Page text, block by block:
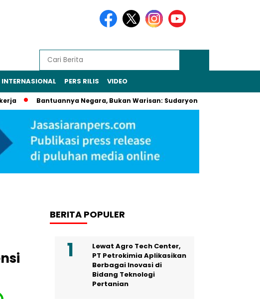
INTERNASIONAL PERS RILIS VIDEO
Bantuannya Negara, Bukan Warisan: Sudaryono Larang Jual-Beli
BERITA POPULER
Lewat Agro Tech Center,
PT Petrokimia Aplikasikan
Berbagai Inovasi di
Bidang Teknologi
Pertanian